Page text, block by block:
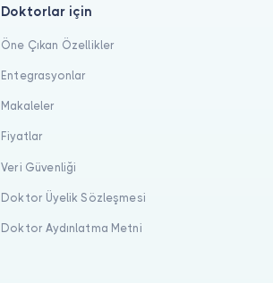
Doktorlar için
Öne Çıkan Özellikler
Entegrasyonlar
Makaleler
Fiyatlar
Veri Güvenliği
Doktor Üyelik Sözleşmesi
Doktor Aydınlatma Metni